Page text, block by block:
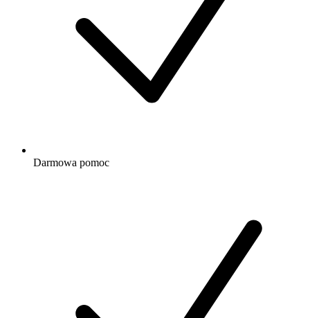
Darmowa pomoc